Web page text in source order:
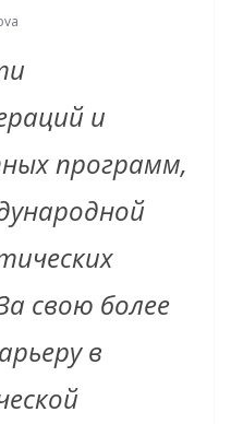
и
программ,
свою более
в